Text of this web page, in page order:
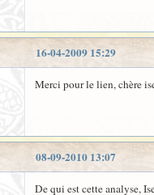
16-04-2009 15:29
Merci pour le lien, chère
08-09-2010 13:07
De qui est cette analyse,